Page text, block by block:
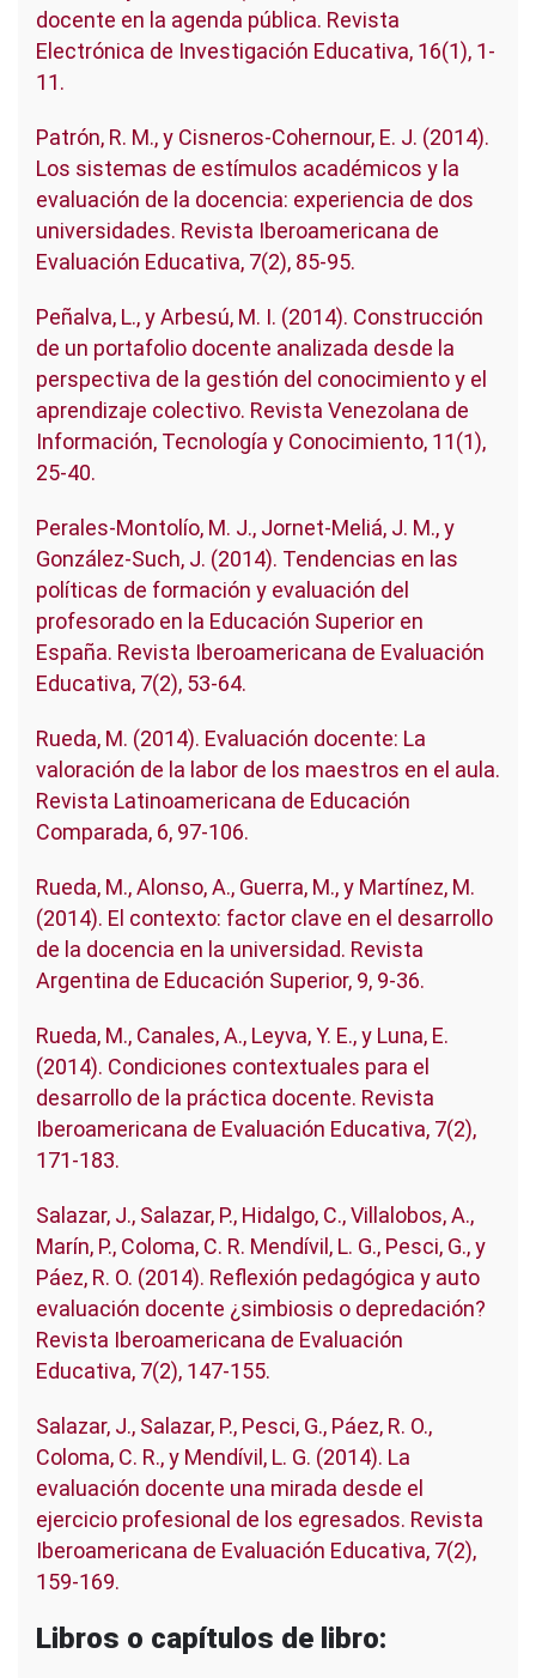
docente en la agenda pública. Revista
Electrónica de Investigación Educativa, 16(1), 1-
11.
Patrón, R. M., y Cisneros-Cohernour, E. J. (2014).
Los sistemas de estímulos académicos y la
evaluación de la docencia: experiencia de dos
universidades. Revista Iberoamericana de
Evaluación Educativa, 7(2), 85-95.
Peñalva, L., y Arbesú, M. I. (2014). Construcción
de un portafolio docente analizada desde la
perspectiva de la gestión del conocimiento y el
aprendizaje colectivo. Revista Venezolana de
Información, Tecnología y Conocimiento, 11(1),
25-40.
Perales-Montolío, M. J., Jornet-Meliá, J. M., y
González-Such, J. (2014). Tendencias en las
políticas de formación y evaluación del
profesorado en la Educación Superior en
España. Revista Iberoamericana de Evaluación
Educativa, 7(2), 53-64.
Rueda, M. (2014). Evaluación docente: La
valoración de la labor de los maestros en el aula.
Revista Latinoamericana de Educación
Comparada, 6, 97-106.
Rueda, M., Alonso, A., Guerra, M., y Martínez, M.
(2014). El contexto: factor clave en el desarrollo
de la docencia en la universidad. Revista
Argentina de Educación Superior, 9, 9-36.
Rueda, M., Canales, A., Leyva, Y. E., y Luna, E.
(2014). Condiciones contextuales para el
desarrollo de la práctica docente. Revista
Iberoamericana de Evaluación Educativa, 7(2),
171-183.
Salazar, J., Salazar, P., Hidalgo, C., Villalobos, A.,
Marín, P., Coloma, C. R. Mendívil, L. G., Pesci, G., y
Páez, R. O. (2014). Reflexión pedagógica y auto
evaluación docente ¿simbiosis o depredación?
Revista Iberoamericana de Evaluación
Educativa, 7(2), 147-155.
Salazar, J., Salazar, P., Pesci, G., Páez, R. O.,
Coloma, C. R., y Mendívil, L. G. (2014). La
evaluación docente una mirada desde el
ejercicio profesional de los egresados. Revista
Iberoamericana de Evaluación Educativa, 7(2),
159-169.
Libros o capítulos de libro: